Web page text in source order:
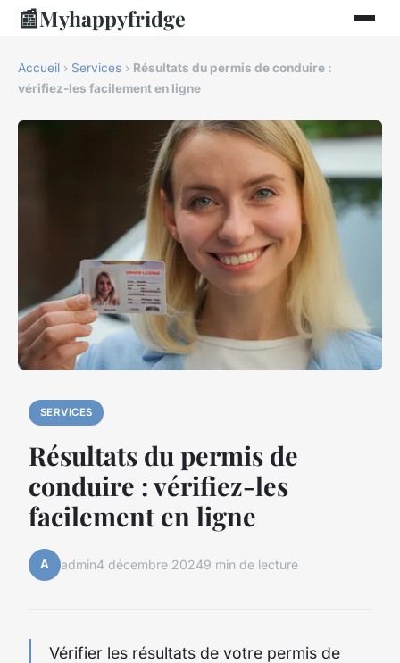
📰Myhappyfridge
Accueil › Services › Résultats du permis de conduire :
vérifiez-les facilement en ligne
SERVICES
Résultats du permis de
conduire : vérifiez-les
facilement en ligne
A admin4 décembre 20249 min de lecture
Vérifier les résultats de votre permis de